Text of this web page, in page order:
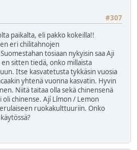
#307
paikalta, eli pakko kokeilla!!
eri chilitahnojen
tosiaan nykyisin saa Aji
sitten tiedä, onko millaista
Itse kasvatetusta tykkäsin vuosia
yhtenä vuonna kasvatin. Hyvin
Niitä taitaa olla sekä chinensenä
chinense. Ají Límon / Lemon
ruokakulttuuriin. Onko